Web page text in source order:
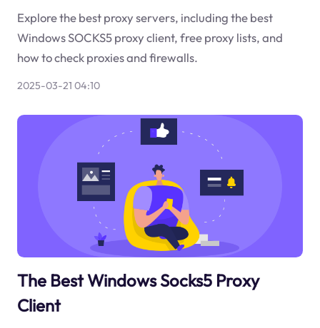
Explore the best proxy servers, including the best
Windows SOCKS5 proxy client, free proxy lists, and
how to check proxies and firewalls.
2025-03-21 04:10
The Best Windows Socks5 Proxy
Client